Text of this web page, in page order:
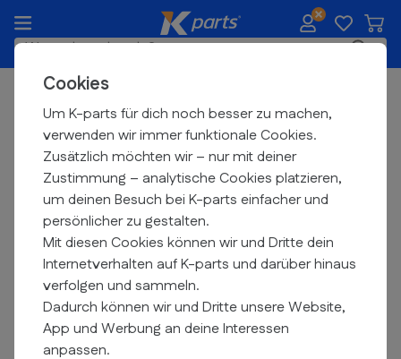
Cookies
Um K-parts für dich noch besser zu machen,
verwenden wir immer funktionale Cookies.
Zusätzlich möchten wir – nur mit deiner
Zustimmung – analytische Cookies platzieren,
um deinen Besuch bei K-parts einfacher und
persönlicher zu gestalten.
Mit diesen Cookies können wir und Dritte dein
Internetverhalten auf K-parts und darüber hinaus
verfolgen und sammeln.
Dadurch können wir und Dritte unsere Website,
App und Werbung an deine Interessen
anpassen.
K-parts.de
Marken
Cyclon
Filtern